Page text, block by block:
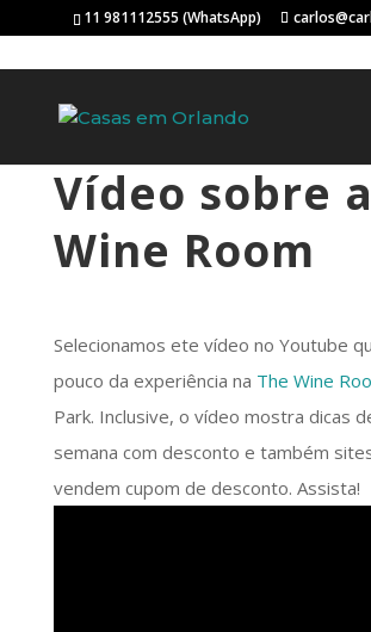
11 981112555 (WhatsApp)
Vídeo sobre
Wine Room
Selecionamos ete vídeo no Youtube
pouco da experiência na The Wine
Park. Inclusive, o vídeo mostra dicas
semana com desconto e também
vendem cupom de desconto. Assista!